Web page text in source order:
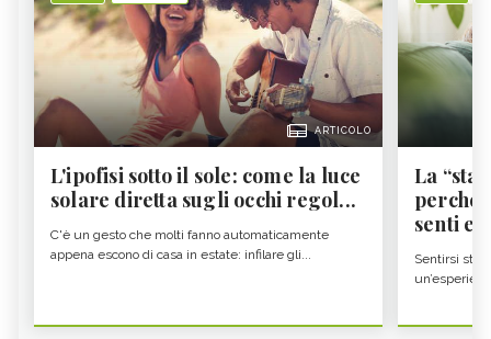
ARTICOLO
L'ipofisi sotto il sole: come la luce
solare diretta sugli occhi regol...
C'è un gesto che molti fanno automaticamente
appena escono di casa in estate: infilare gli...
La
perché
senti
Sentirsi